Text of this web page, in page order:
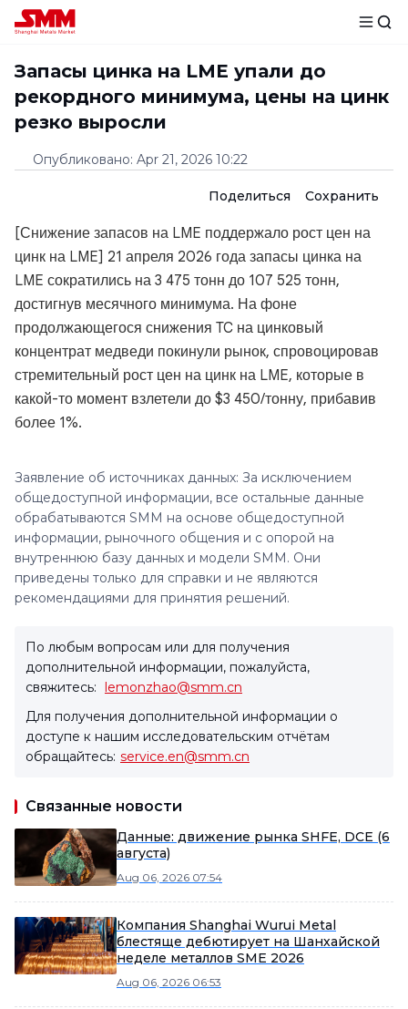
Запасы цинка на LME упали до
рекордного минимума, цены на цинк
резко выросли
Опубликовано: Apr 21, 2026 10:22
Поделиться Сохранить
[Снижение запасов на LME поддержало рост цен на
цинк на LME] 21 апреля 2026 года запасы цинка на
LME сократились на 3 475 тонн до 107 525 тонн,
достигнув месячного минимума. На фоне
продолжающегося снижения TC на цинковый
концентрат медведи покинули рынок, спровоцировав
стремительный рост цен на цинк на LME, которые в
какой-то момент взлетели до $3 450/тонну, прибавив
более 1%.
Заявление об источниках данных: За исключением
общедоступной информации, все остальные данные
обрабатываются SMM на основе общедоступной
информации, рыночного общения и с опорой на
внутреннюю базу данных и модели SMM. Они
приведены только для справки и не являются
рекомендациями для принятия решений.
По любым вопросам или для получения
дополнительной информации, пожалуйста,
свяжитесь: lemonzhao@smm.cn
Для получения дополнительной информации о
доступе к нашим исследовательским отчётам
обращайтесь: service.en@smm.cn
Связанные новости
Данные: движение рынка SHFE, DCE (6
августа)
Aug 06, 2026 07:54
Компания Shanghai Wurui Metal
блестяще дебютирует на Шанхайской
неделе металлов SME 2026
Aug 06, 2026 06:53